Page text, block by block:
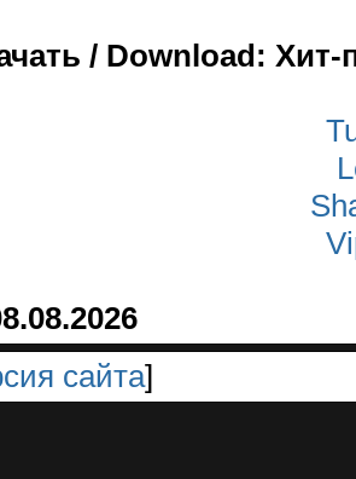
/ Download:
сайта]